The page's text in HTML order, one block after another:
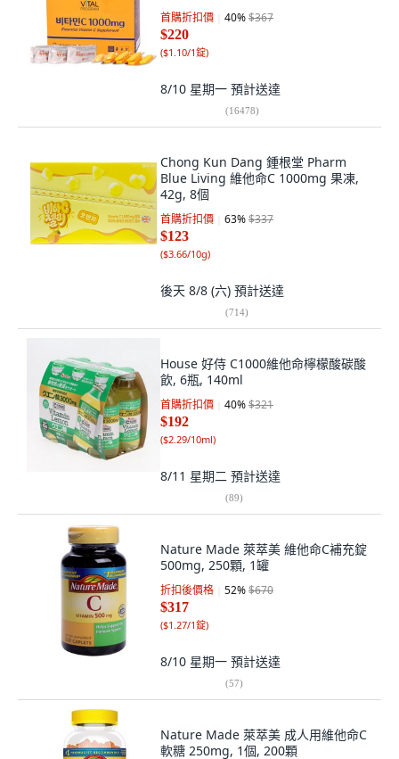
首購折扣價 40%$367
$220
($1.10/1錠)
8/10 星期一 預計送達
(16478)
Chong Kun Dang 鍾根堂 Pharm
Blue Living 維他命C 1000mg 果凍,
42g, 8個
首購折扣價 63%$337
$123
($3.66/10g)
後天 8/8 (六) 預計送達
(714)
House 好侍 C1000維他命檸檬酸碳酸
飲, 6瓶, 140ml
首購折扣價 40%$321
$192
($2.29/10ml)
8/11 星期二 預計送達
(89)
Nature Made 萊萃美 維他命C補充錠
500mg, 250顆, 1罐
折扣後價格 52%$670
$317
($1.27/1錠)
8/10 星期一 預計送達
(57)
Nature Made 萊萃美 成人用維他命C
軟糖 250mg, 1個, 200顆